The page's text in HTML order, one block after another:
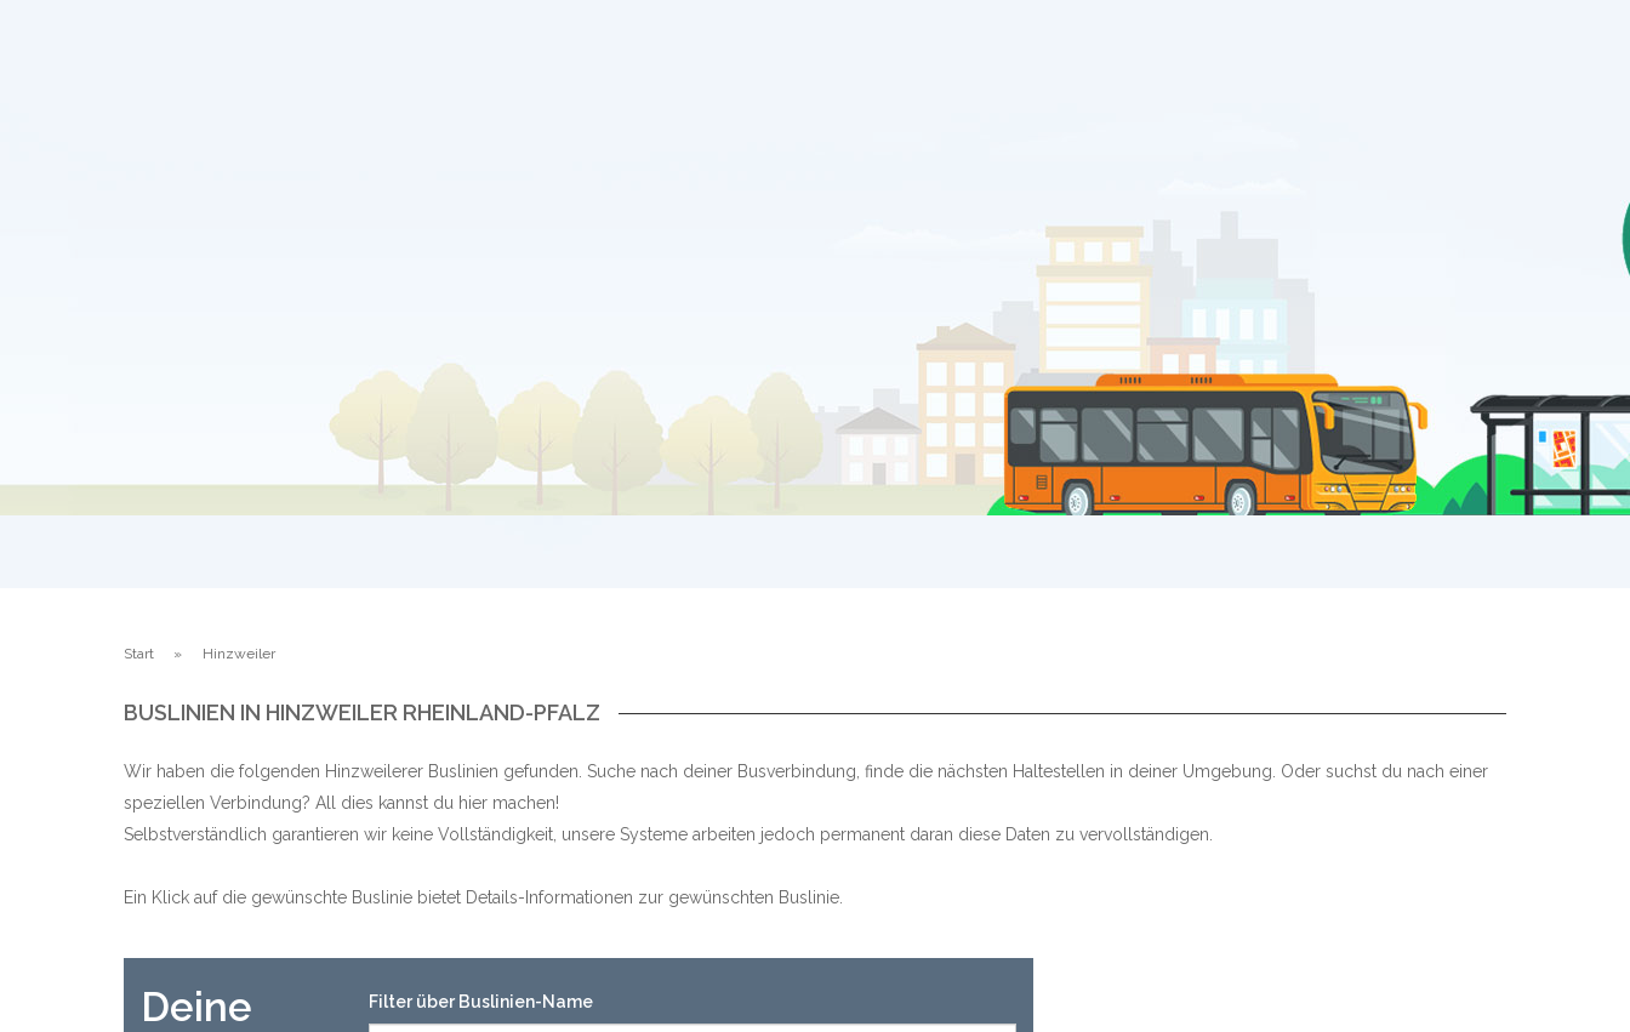
Start Hinzweiler
BUSLINIEN IN HINZWEILER RHEINLAND-PFALZ
Wir haben die folgenden Hinzweilerer Buslinien gefunden. Suche nach deiner Busverbindung, finde die nächsten Haltestellen in deiner Umgebung. Oder suchst du nach einer
speziellen Verbindung? All dies kannst du hier machen!
Selbstverständlich garantieren wir keine Vollständigkeit, unsere Systeme arbeiten jedoch permanent daran diese Daten zu vervollständigen.
Ein Klick auf die gewünschte Buslinie bietet Details-Informationen zur gewünschten Buslinie.
Deine
Filter über Buslinien-Name